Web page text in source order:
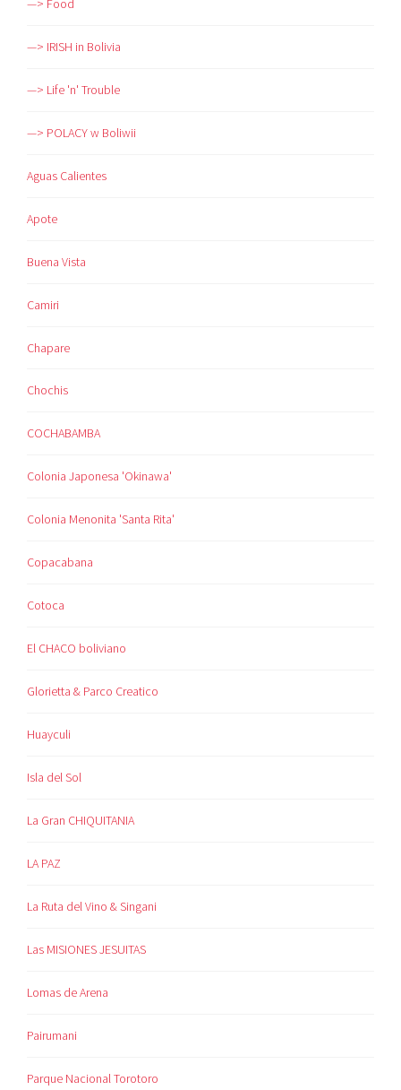
—> Food
—> IRISH in Bolivia
—> Life 'n' Trouble
—> POLACY w Boliwii
Aguas Calientes
Apote
Buena Vista
Camiri
Chapare
Chochis
COCHABAMBA
Colonia Japonesa 'Okinawa'
Colonia Menonita 'Santa Rita'
Copacabana
Cotoca
El CHACO boliviano
Glorietta & Parco Creatico
Huayculi
Isla del Sol
La Gran CHIQUITANIA
LA PAZ
La Ruta del Vino & Singani
Las MISIONES JESUITAS
Lomas de Arena
Pairumani
Parque Nacional Torotoro